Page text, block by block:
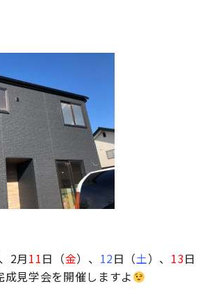
2月11日（金）、 12日（土）、 13日
成見学会を開催しますよ